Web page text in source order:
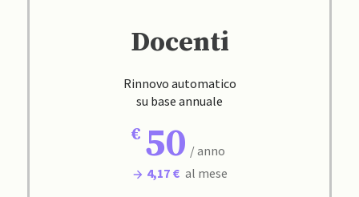
Docenti
Rinnovo automatico
su base annuale
50 / anno
4,17 € al mese